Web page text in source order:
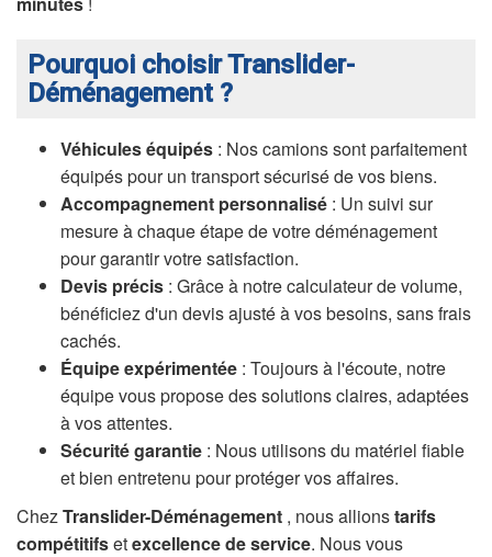
Pourquoi choisir Translider-
Déménagement ?
Véhicules équipés : Nos camions sont parfaitement
équipés pour un transport sécurisé de vos biens.
Accompagnement personnalisé : Un suivi sur
mesure à chaque étape de votre déménagement
pour garantir votre satisfaction.
Devis précis : Grâce à notre calculateur de volume,
bénéficiez d'un devis ajusté à vos besoins, sans frais
cachés.
Équipe expérimentée : Toujours à l'écoute, notre
équipe vous propose des solutions claires, adaptées
à vos attentes.
Sécurité garantie : Nous utilisons du matériel fiable
et bien entretenu pour protéger vos affaires.
ChezTranslider-Déménagement , nous allionstarifs
compétitifsetexcellence de service. Nous vous